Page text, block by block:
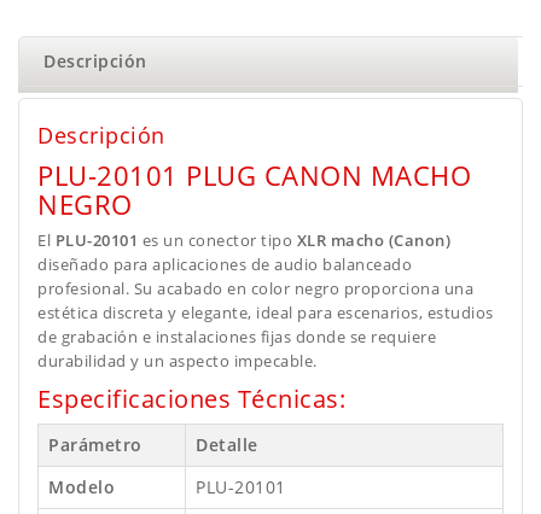
Descripción
Descripción
PLU-20101 PLUG CANON MACHO
NEGRO
El PLU-20101 es un conector tipo XLR macho (Canon)
diseñado para aplicaciones de audio balanceado
profesional. Su acabado en color negro proporciona una
estética discreta y elegante, ideal para escenarios, estudios
de grabación e instalaciones fijas donde se requiere
durabilidad y un aspecto impecable.
Especificaciones Técnicas:
Parámetro
Detalle
Modelo
PLU-20101